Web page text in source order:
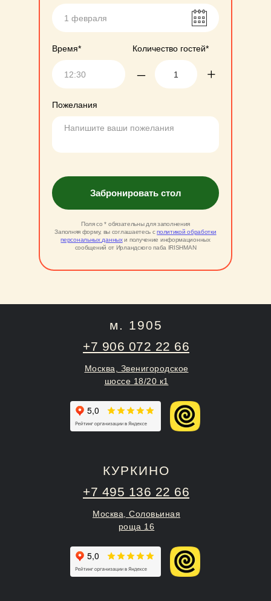
Забронировать стол
Поля со * обязательны для заполнения
Заполняя форму, вы соглашаетесь сполитикой обработки
персональных данныхи получение информационных
сообщений от Ирландского паба IRISHMAN
Время* Количество гостей*
– +
Пожелания
КУРКИНО
Москва, Соловьиная
роща 16
+7 495 136 22 66
м. 1905
Москва, Звенигородское
шоссе 18/20 к1
+7 906 072 22 66